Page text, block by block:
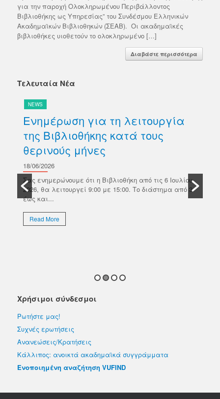
για την παροχή Ολοκληρωμένου Περιβάλλοντος
Βιβλιοθήκης ως Υπηρεσίας” του Συνδέσμου Ελληνικών
Ακαδημαϊκών Βιβλιοθηκών (ΣΕΑΒ). Οι ακαδημαϊκές
βιβλιοθήκες υιοθετούν το ολοκληρωμένο […]
Διαβάστε περισσότερα
Τελευταία Νέα
NEWS
Ενημέρωση για τη λειτουργία
της Βιβλιοθήκης κατά τους
θερινούς μήνες
18/06/2026
Σας ενημερώνουμε ότι η Βιβλιοθήκη από τις 6 Ιουλίου
2026, θα λειτουργεί 9:00 με 15:00. Το διάστημα από 3
έως και...
Read More
Χρήσιμοι σύνδεσμοι
Ρωτήστε μας!
Συχνές ερωτήσεις
Ανανεώσεις/Κρατήσεις
Κάλλιπος: ανοικτά ακαδημαϊκά συγγράμματα
Ενοποιημένη αναζήτηση VUFIND